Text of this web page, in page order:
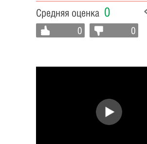
Средняя оценка 0
0 0